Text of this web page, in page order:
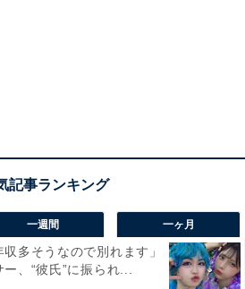
一週間 一ヶ月
収多そうなので別れます」
、“彼氏”に振られ...